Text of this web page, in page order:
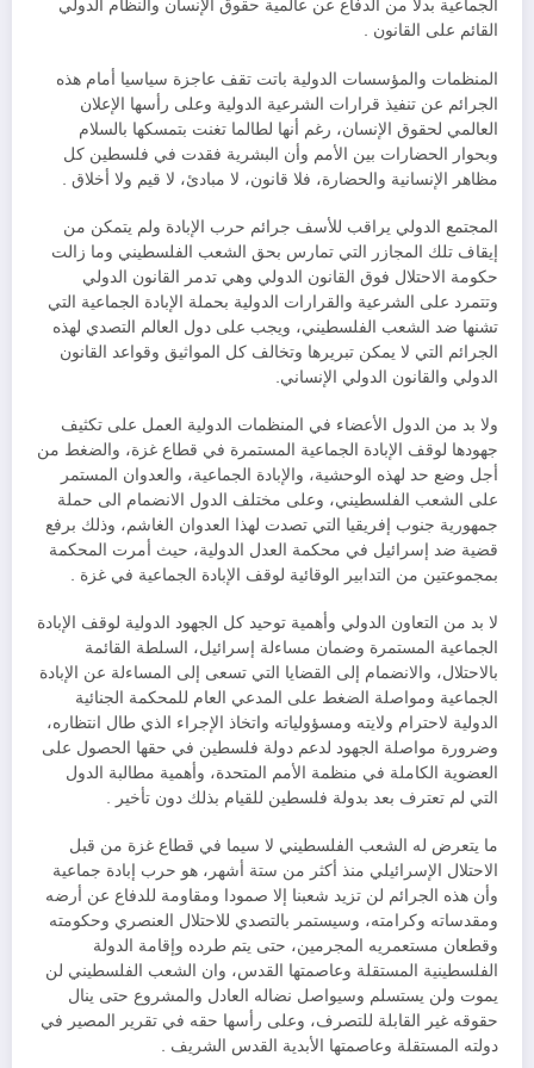
الجماعية بدلا من الدفاع عن عالمية حقوق الإنسان والنظام الدولي
القائم على القانون .
المنظمات والمؤسسات الدولية باتت تقف عاجزة سياسيا أمام هذه
الجرائم عن تنفيذ قرارات الشرعية الدولية وعلى رأسها الإعلان
العالمي لحقوق الإنسان، رغم أنها لطالما تغنت بتمسكها بالسلام
وبحوار الحضارات بين الأمم وأن البشرية فقدت في فلسطين كل
مظاهر الإنسانية والحضارة، فلا قانون، لا مبادئ، لا قيم ولا أخلاق .
المجتمع الدولي يراقب للأسف جرائم حرب الإبادة ولم يتمكن من
إيقاف تلك المجازر التي تمارس بحق الشعب الفلسطيني وما زالت
حكومة الاحتلال فوق القانون الدولي وهي تدمر القانون الدولي
وتتمرد على الشرعية والقرارات الدولية بحملة الإبادة الجماعية التي
تشنها ضد الشعب الفلسطيني، ويجب على دول العالم التصدي لهذه
الجرائم التي لا يمكن تبريرها وتخالف كل المواثيق وقواعد القانون
الدولي والقانون الدولي الإنساني.
ولا بد من الدول الأعضاء في المنظمات الدولية العمل على تكثيف
جهودها لوقف الإبادة الجماعية المستمرة في قطاع غزة، والضغط من
أجل وضع حد لهذه الوحشية، والإبادة الجماعية، والعدوان المستمر
على الشعب الفلسطيني، وعلى مختلف الدول الانضمام الى حملة
جمهورية جنوب إفريقيا التي تصدت لهذا العدوان الغاشم، وذلك برفع
قضية ضد إسرائيل في محكمة العدل الدولية، حيث أمرت المحكمة
بمجموعتين من التدابير الوقائية لوقف الإبادة الجماعية في غزة .
لا بد من التعاون الدولي وأهمية توحيد كل الجهود الدولية لوقف الإبادة
الجماعية المستمرة وضمان مساءلة إسرائيل، السلطة القائمة
بالاحتلال، والانضمام إلى القضايا التي تسعى إلى المساءلة عن الإبادة
الجماعية ومواصلة الضغط على المدعي العام للمحكمة الجنائية
الدولية لاحترام ولايته ومسؤولياته واتخاذ الإجراء الذي طال انتظاره،
وضرورة مواصلة الجهود لدعم دولة فلسطين في حقها الحصول على
العضوية الكاملة في منظمة الأمم المتحدة، وأهمية مطالبة الدول
التي لم تعترف بعد بدولة فلسطين للقيام بذلك دون تأخير .
ما يتعرض له الشعب الفلسطيني لا سيما في قطاع غزة من قبل
الاحتلال الإسرائيلي منذ أكثر من ستة أشهر، هو حرب إبادة جماعية
وأن هذه الجرائم لن تزيد شعبنا إلا صمودا ومقاومة للدفاع عن أرضه
ومقدساته وكرامته، وسيستمر بالتصدي للاحتلال العنصري وحكومته
وقطعان مستعمريه المجرمين، حتى يتم طرده وإقامة الدولة
الفلسطينية المستقلة وعاصمتها القدس، وان الشعب الفلسطيني لن
يموت ولن يستسلم وسيواصل نضاله العادل والمشروع حتى ينال
حقوقه غير القابلة للتصرف، وعلى رأسها حقه في تقرير المصير في
دولته المستقلة وعاصمتها الأبدية القدس الشريف .